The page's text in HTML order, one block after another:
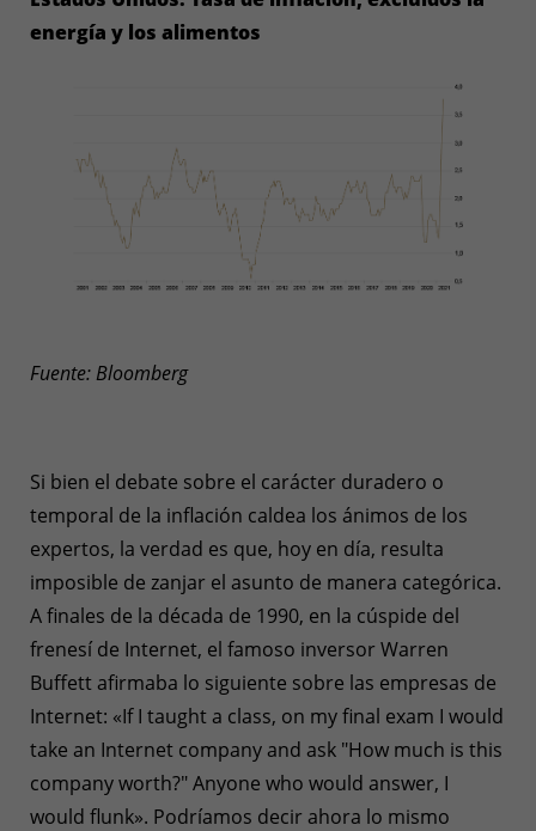
energía y los alimentos
Fuente: Bloomberg
Si bien el debate sobre el carácter duradero o
temporal de la inflación caldea los ánimos de los
expertos, la verdad es que, hoy en día, resulta
imposible de zanjar el asunto de manera categórica.
A finales de la década de 1990, en la cúspide del
frenesí de Internet, el famoso inversor Warren
Buffett afirmaba lo siguiente sobre las empresas de
Internet: «If I taught a class, on my final exam I would
take an Internet company and ask "How much is this
company worth?" Anyone who would answer, I
would flunk». Podríamos decir ahora lo mismo